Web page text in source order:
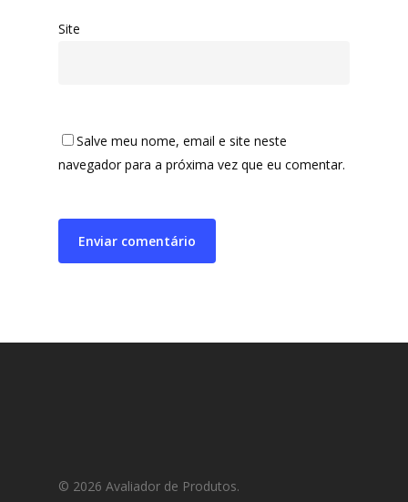
Site
Salve meu nome, email e site neste
navegador para a próxima vez que eu comentar.
© 2026 Avaliador de Produtos.